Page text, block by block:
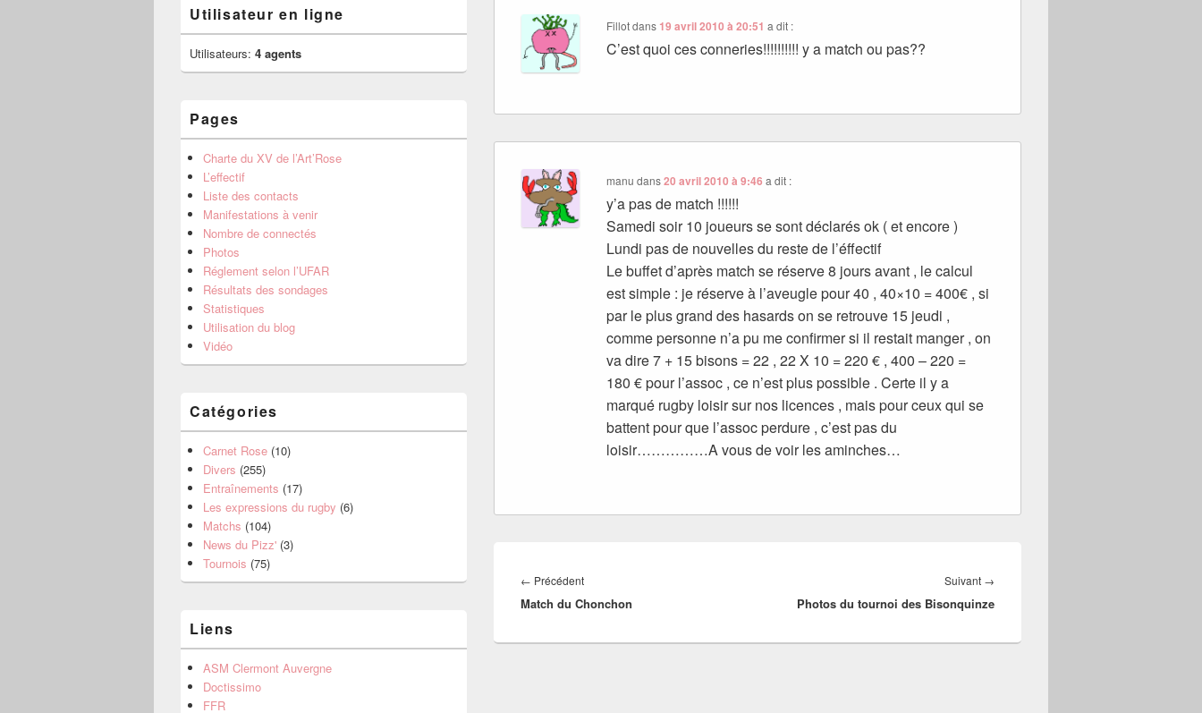
Fillotdans 19 avril 2010 à 20:51 a dit :
C’est quoi ces conneries!!!!!!!!!! y a match ou pas??
manu dans20 avril 2010 à 9:46 a dit :
y’a pas de match !!!!!!
Samedi soir 10 joueurs se sont déclarés ok ( et encore )
Lundi pas de nouvelles du reste de l’éffectif
Le buffet d’après match se réserve 8 jours avant , le calcul
est simple : je réserve à l’aveugle pour 40 , 40×10 = 400€ , si
par le plus grand des hasards on se retrouve 15 jeudi ,
comme personne n’a pu me confirmer si il restait manger , on
va dire 7 + 15 bisons = 22 , 22 X 10 = 220 € , 400 – 220 =
180 € pour l’assoc , ce n’est plus possible . Certe il y a
marqué rugby loisir sur nos licences , mais pour ceux qui se
battent pour que l’assoc perdure , c’est pas du
loisir……………A vous de voir les aminches…
de
l’article
← PrécédentArticle
précédent :
Match du Chonchon
Suivant →
suivant :
Photos du tournoi des Bisonquinze
Utilisateur en ligne
Utilisateurs: 4 agents
Pages
Charte du XV de l’Art’Rose
L’effectif
Liste des contacts
Manifestations à venir
Nombre de connectés
Photos
Réglement selon l’UFAR
Résultats des sondages
Statistiques
Utilisation du blog
Vidéo
Catégories
Carnet Rose (10)
Divers (255)
Entraînements (17)
Les expressions du rugby (6)
Matchs (104)
News du Pizz' (3)
Tournois (75)
Liens
ASM Clermont Auvergne
Doctissimo
FFR